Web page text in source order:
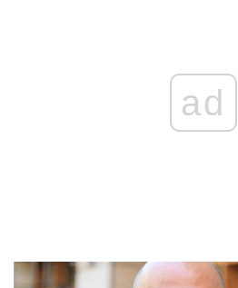
ad